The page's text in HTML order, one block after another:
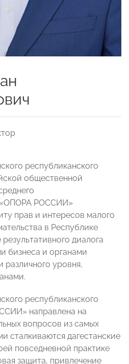
республиканского
общественной
«ОПОРА РОССИИ»
прав и интересов малого
в Республике
диалога
бизнеса и органами
различного уровня,
республиканского
направлена на
вопросов из самых
сталкиваются дагестанские
повседневной практике
защита, привлечение